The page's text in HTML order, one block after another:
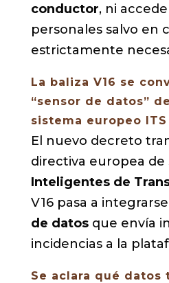
conductor, ni
personales salvo en
estrictamente
La baliza V16 se
“sensor de datos”
sistema europeo ITS
El nuevo decreto
directiva europea de
Inteligentes de
V16 pasa a
de datosque envía
incidencias a la
Se aclara qué datos